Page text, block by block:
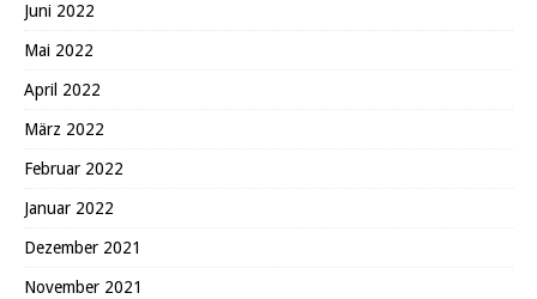
Juni 2022
Mai 2022
April 2022
März 2022
Februar 2022
Januar 2022
Dezember 2021
November 2021